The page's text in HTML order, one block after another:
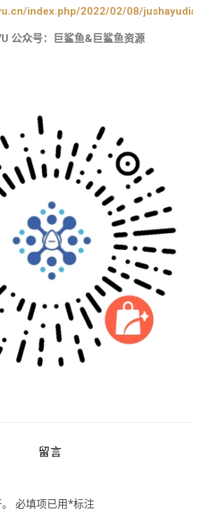
index.php/2022/02/08/
公众号：巨鲨鱼&巨鲨鱼资源
留言
必填项已用*标注